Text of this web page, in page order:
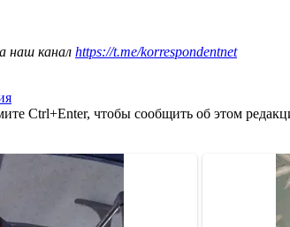
наш канал https://t.me/korrespondentnet
Ctrl+Enter, чтобы сообщить об этом